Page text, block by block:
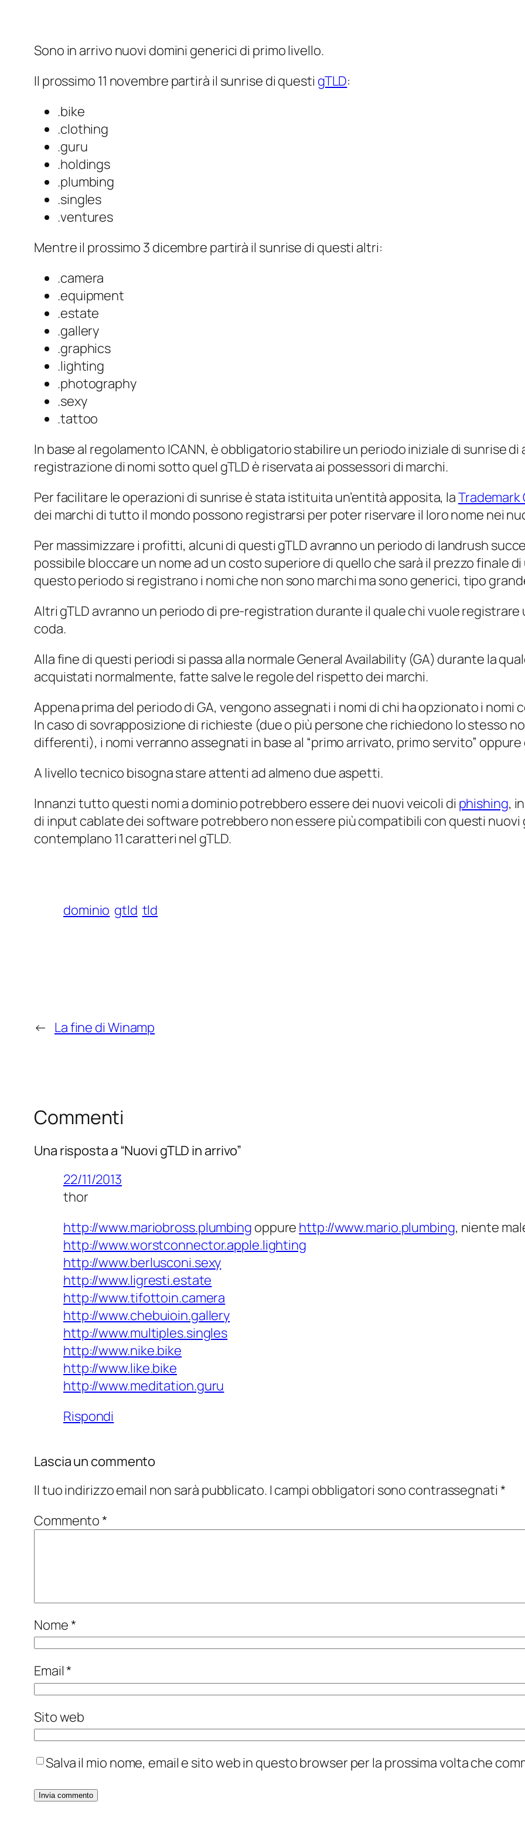
Sono in arrivo nuovi domini generici di primo livello.
Il prossimo 11 novembre partirà il sunrise di questi gTLD:
.bike
.clothing
.guru
.holdings
.plumbing
.singles
.ventures
Mentre il prossimo 3 dicembre partirà il sunrise di questi altri:
.camera
.equipment
.estate
.gallery
.graphics
.lighting
.photography
.sexy
.tattoo
In base al regolamento ICANN, è obbligatorio stabilire un periodo iniziale di sunrisedi
registrazione di nomi sotto quel gTLD è riservata ai possessori di marchi.
Per facilitare le operazioni di sunrise è stata istituita un’entità apposita, la
dei marchi di tutto il mondo possono registrarsi per poter riservare il loro nome nei
Per massimizzare i profitti, alcuni di questi gTLD avranno un periodo di landrush
possibile bloccare un nome ad un costo superiore di quello che sarà il prezzo finale
questo periodo si registrano i nomi che non sono marchi ma sono generici, tipo
Altri gTLD avranno un periodo di pre-registration durante il quale chi vuole
coda.
Alla fine di questi periodi si passa alla normaleGeneral Availability (GA) durante la
acquistati normalmente, fatte salve le regole del rispetto dei marchi.
Appena prima del periodo di GA, vengono assegnati i nomi di chi ha opzionato i nomi
In caso di sovrapposizione di richieste (due o più persone che richiedono lo stesso
differenti), i nomi verranno assegnati in base al “primo arrivato, primo servito”
A livello tecnico bisogna stare attenti ad almeno due aspetti.
Innanzi tutto questi nomi a dominio potrebbero essere dei nuovi veicoli di phishing,
di input cablate dei software potrebbero non essere più compatibili con questi nuovi
contemplano 11 caratteri nel gTLD.
dominio gtld tld
← La fine di Winamp
Commenti
Una risposta a “Nuovi gTLD in arrivo”
22/11/2013
thor
http://www.mariobross.plumbing oppure http://www.mario.plumbing, niente
http://www.worstconnector.apple.lighting
http://www.berlusconi.sexy
http://www.ligresti.estate
http://www.tifottoin.camera
http://www.chebuioin.gallery
http://www.multiples.singles
http://www.nike.bike
http://www.like.bike
http://www.meditation.guru
Rispondi
Lascia un commento
Il tuo indirizzo email non sarà pubblicato. I campi obbligatori sono contrassegnati *
Commento*
Nome*
Email*
Sito web
Salva il mio nome, email e sito web in questo browser per la prossima volta che